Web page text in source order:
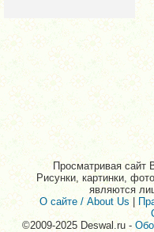
Просматривая сайт
Рисунки, картинки,
являются
О сайте / About Us
©2009-2025 Deswal.ru -